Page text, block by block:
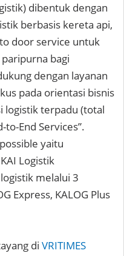
dibentuk dengan
berbasis kereta api,
door service untuk
bagi
dengan layanan
pada orientasi bisnis
logistik terpadu (total
to-End Services”.
yaitu
Logistik
melalui 3
Express, KALOG Plus
di VRITIMES